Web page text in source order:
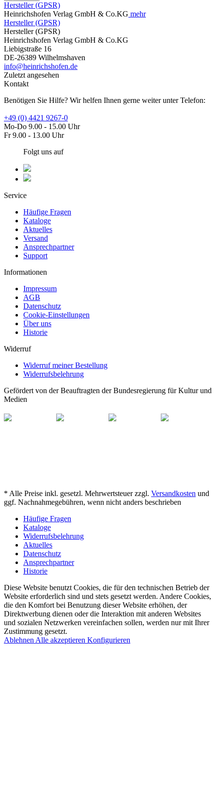
Hersteller (GPSR)
Heinrichshofen Verlag GmbH & Co.KG mehr
Hersteller (GPSR)
Hersteller (GPSR)
Heinrichshofen Verlag GmbH & Co.KG
Liebigstraße 16
DE-26389 Wilhelmshaven
info@heinrichshofen.de
Zuletzt angesehen
Kontakt
Benötigen Sie Hilfe? Wir helfen Ihnen gerne weiter unter Telefon:
+49 (0) 4421 9267-0
Mo-Do 9.00 - 15.00 Uhr
Fr 9.00 - 13.00 Uhr
Folgt uns auf
Service
Häufige Fragen
Kataloge
Aktuelles
Versand
Ansprechpartner
Support
Informationen
Impressum
AGB
Datenschutz
Cookie-Einstellungen
Über uns
Historie
Widerruf
Widerruf meiner Bestellung
Widerrufsbelehrung
Gefördert von der Beauftragten der Bundesregierung für Kultur und
Medien
* Alle Preise inkl. gesetzl. Mehrwertsteuer zzgl. Versandkosten und
ggf. Nachnahmegebühren, wenn nicht anders beschrieben
Häufige Fragen
Kataloge
Widerrufsbelehrung
Aktuelles
Datenschutz
Ansprechpartner
Historie
Diese Website benutzt Cookies, die für den technischen Betrieb der
Website erforderlich sind und stets gesetzt werden. Andere Cookies,
die den Komfort bei Benutzung dieser Website erhöhen, der
Direktwerbung dienen oder die Interaktion mit anderen Websites
und sozialen Netzwerken vereinfachen sollen, werden nur mit Ihrer
Zustimmung gesetzt.
Ablehnen Alle akzeptieren Konfigurieren